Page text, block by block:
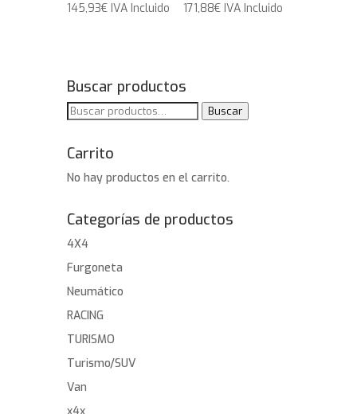
145,93€ IVA Incluido 171,88€ IVA Incluido
Buscar productos
Buscar
Buscar
Carrito
No hay productos en el carrito.
Categorías de productos
4X4
Furgoneta
Neumático
RACING
TURISMO
Turismo/SUV
Van
x4x